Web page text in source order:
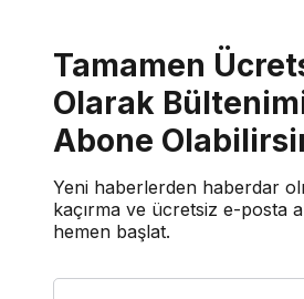
Tamamen
Olarak
Abone
Yeni haberlerden haberdar
kaçırma ve ücretsiz e-posta
hemen başlat.